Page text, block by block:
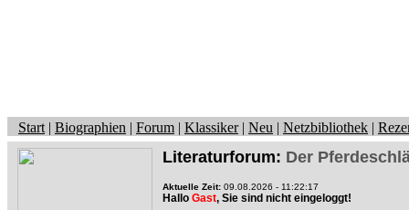
Start | Biographien | Forum | Klassiker| Neu | Netzbibliothek |
Literaturforum: Der
Aktuelle Zeit: 09.08.2026 - 11:22:17
Hallo Gast, Sie sind nicht eingeloggt!